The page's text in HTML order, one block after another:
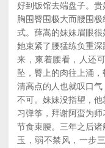
好到饭馆去端盘子。
胸围臀围极大而腰围
式。薛嵩的妹妹眉眼
她束紧了腰猛练负重
来，柬着腰看，人还
坠，臀上的肉往上涌
清高点的人也就叹口
不可。妹妹没指望，
习弹筝，拜谢阿蛮为
节食束腰。三年之后
玉，弱不禁风，一步